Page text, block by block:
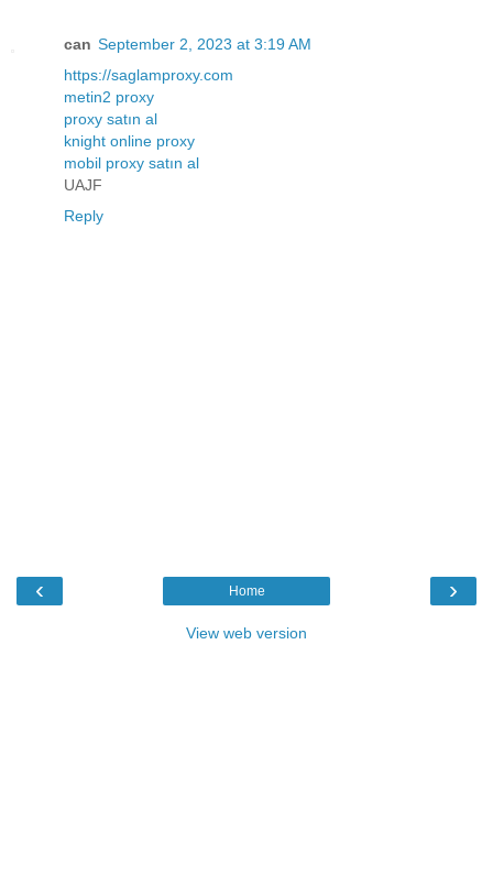
can September 2, 2023 at 3:19 AM
https://saglamproxy.com
metin2 proxy
proxy satın al
knight online proxy
mobil proxy satın al
UAJF
Reply
‹ ›
Home
View web version